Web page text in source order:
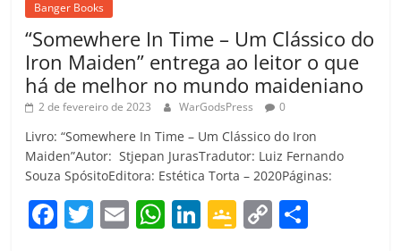
Banger Books
“Somewhere In Time – Um Clássico do
Iron Maiden” entrega ao leitor o que
há de melhor no mundo maideniano
2 de fevereiro de 2023 WarGodsPress 0
Livro: “Somewhere In Time – Um Clássico do Iron
Maiden”Autor: Stjepan JurasTradutor: Luiz Fernando
Souza SpósitoEditora: Estética Torta – 2020Páginas:
F T E W Li G C